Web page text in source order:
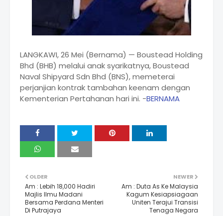
LANGKAWI, 26 Mei (Bernama) — Boustead Holding
Bhd (BHB) melalui anak syarikatnya, Boustead
Naval Shipyard Sdn Bhd (BNS), memeterai
perjanjian kontrak tambahan keenam dengan
Kementerian Pertahanan hari ini. -BERNAMA
NEWER
Am : Duta As Ke Malaysia
Kagum Kesiapsiagaan
Uniten Terajui Transisi
Tenaga Negara
OLDER
Am : Lebih 18,000 Hadiri
Majlis Ilmu Madani
Bersama Perdana Menteri
Di Putrajaya